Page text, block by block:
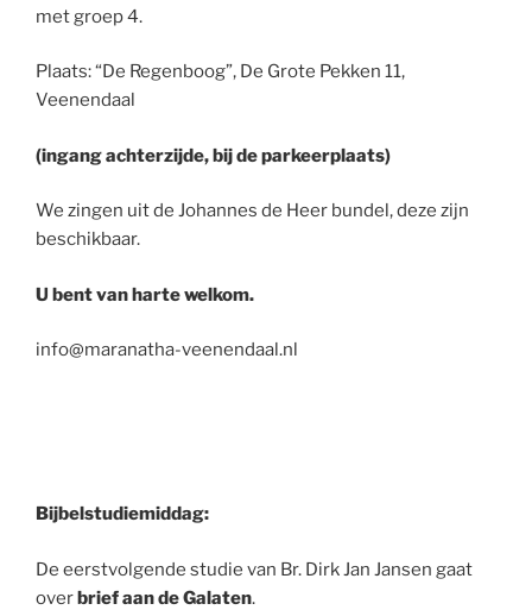
met groep 4.
Plaats: “De Regenboog”, De Grote Pekken 11,
Veenendaal
(ingang achterzijde, bij de parkeerplaats)
We zingen uit de Johannes de Heer bundel, deze zijn
beschikbaar.
U bent van harte welkom.
info@maranatha-veenendaal.nl
Bijbelstudiemiddag:
De eerstvolgende studie van Br. Dirk Jan Jansen gaat
overbrief aan de Galaten.